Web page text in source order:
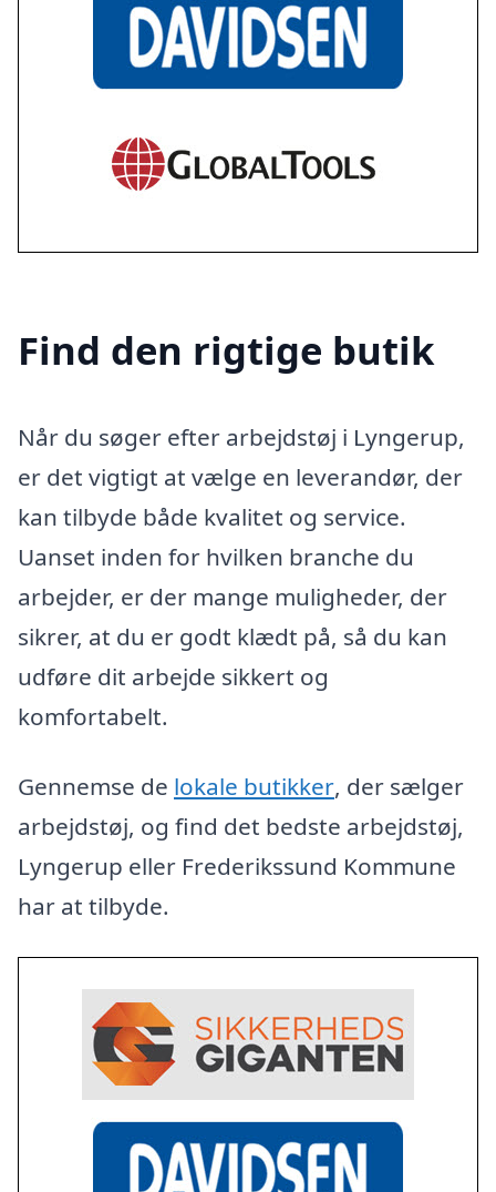
Find den rigtige butik
Når du søger efter arbejdstøj i Lyngerup,
er det vigtigt at vælge en leverandør, der
kan tilbyde både kvalitet og service.
Uanset inden for hvilken branche du
arbejder, er der mange muligheder, der
sikrer, at du er godt klædt på, så du kan
udføre dit arbejde sikkert og
komfortabelt.
Gennemse de lokale butikker, der sælger
arbejdstøj, og find det bedste arbejdstøj,
Lyngerup eller Frederikssund Kommune
har at tilbyde.